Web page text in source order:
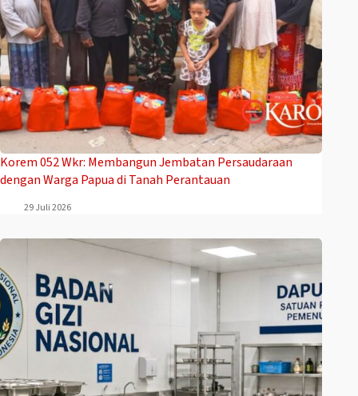
Korem 052 Wkr: Membangun Jembatan Persaudaraan
dengan Warga Papua di Tanah Perantauan
29 Juli 2026